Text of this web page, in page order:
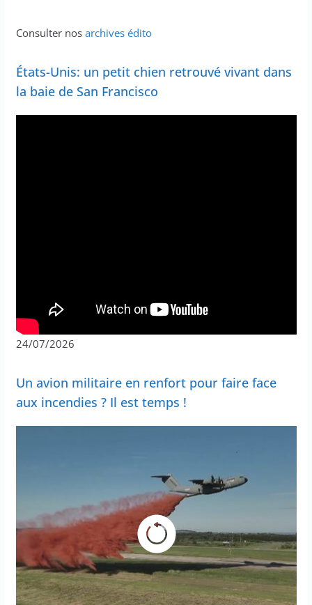
Consulter nos archives édito
États-Unis: un petit chien retrouvé vivant dans
la baie de San Francisco
24/07/2026
Un avion militaire en renfort pour faire face
aux incendies ? Il est temps !